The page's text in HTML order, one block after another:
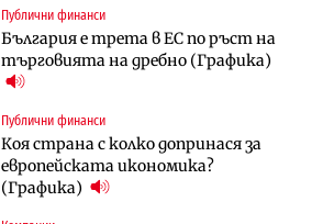
Публични финанси
България е трета в ЕС по ръст на
търговията на дребно (Графика)
Публични финанси
Коя страна с колко допринася за
европейската икономика?
(Графика)
Градоустройство
Столична община избра
изпълнител за преместването на
трамвайното трасе по бул.
Инфраструктура
Проектирането на тунела под
Петрохан ще върви паралелно с
Инфраструктура
Проектирането на тунела под
Петрохан ще върви паралелно с
екологичните оценки
Компании
„Хювефарма“ подписа договор за
придобиване на Euroapi Italy